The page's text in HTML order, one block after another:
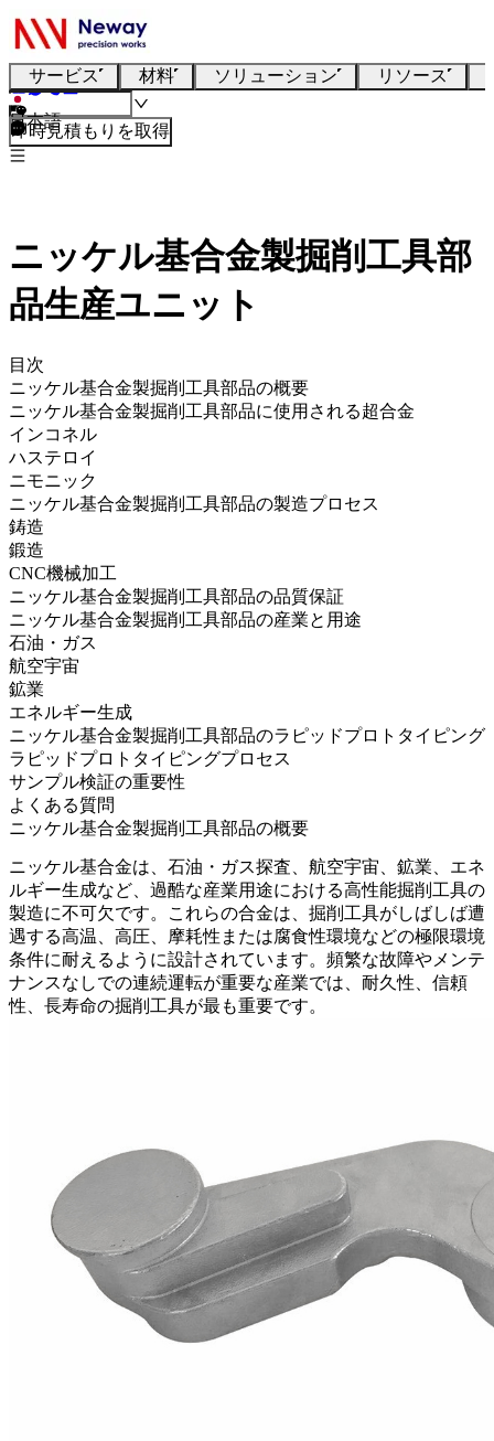
サービス 材料 ソリューション リソース
日本語
即時見積もりを取得
ニッケル基合金製掘削工具部
品生産ユニット
目次
ニッケル基合金製掘削工具部品の概要
ニッケル基合金製掘削工具部品に使用される超合金
インコネル
ハステロイ
ニモニック
ニッケル基合金製掘削工具部品の製造プロセス
鋳造
鍛造
CNC機械加工
ニッケル基合金製掘削工具部品の品質保証
ニッケル基合金製掘削工具部品の産業と用途
石油・ガス
航空宇宙
鉱業
エネルギー生成
ニッケル基合金製掘削工具部品のラピッドプロトタイピング
ラピッドプロトタイピングプロセス
サンプル検証の重要性
よくある質問
ニッケル基合金製掘削工具部品の概要
ニッケル基合金は、石油・ガス探査、航空宇宙、鉱業、エネ
ルギー生成など、過酷な産業用途における高性能掘削工具の
製造に不可欠です。これらの合金は、掘削工具がしばしば遭
遇する高温、高圧、摩耗性または腐食性環境などの極限環境
条件に耐えるように設計されています。頻繁な故障やメンテ
ナンスなしでの連続運転が重要な産業では、耐久性、信頼
性、長寿命の掘削工具が最も重要です。